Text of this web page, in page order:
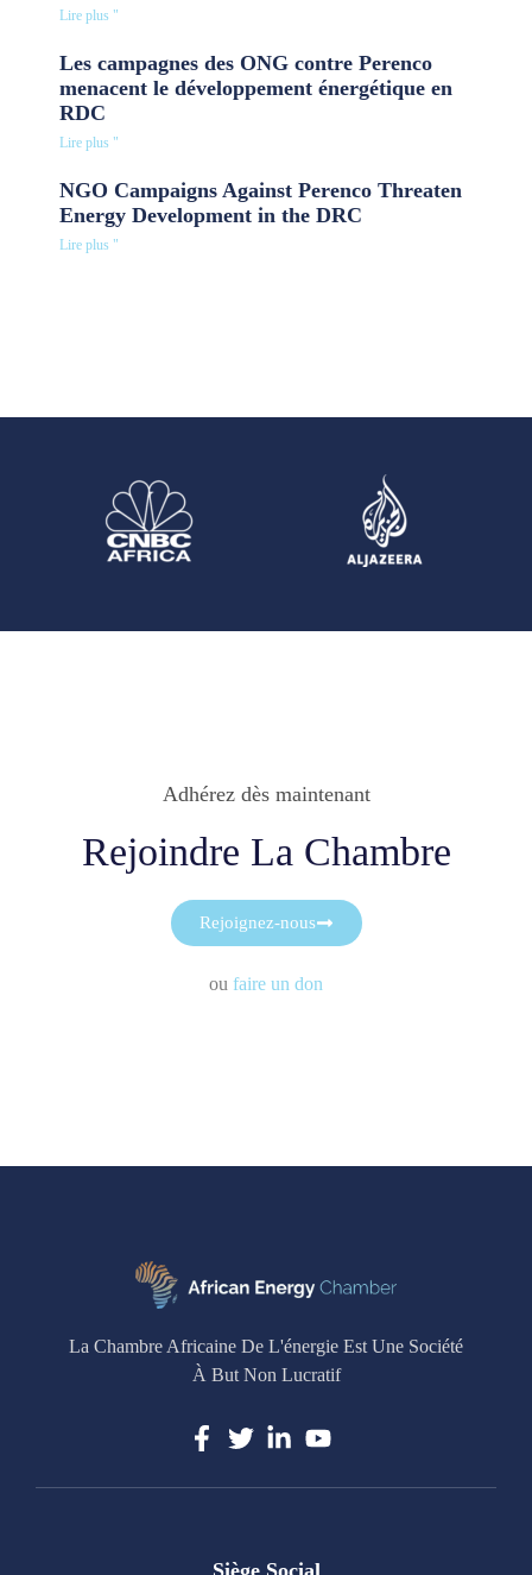
Lire plus "
Les campagnes des ONG contre Perenco
menacent le développement énergétique en
RDC
Lire plus "
NGO Campaigns Against Perenco Threaten
Energy Development in the DRC
Lire plus "
Adhérez dès maintenant
Rejoindre La Chambre
Rejoignez-nous
ou faire un don
La Chambre Africaine De L'énergie Est Une Société
À But Non Lucratif
Siège Social